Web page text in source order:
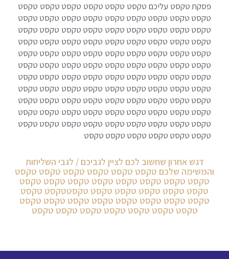
פסקת טקסט עליכם טקסט טקסט טקסט טקסט טקסט טקסט
טקסט טקסט טקסט טקסט טקסט טקסט טקסט טקסט טקסט
טקסט טקסט טקסט טקסט טקסט טקסט טקסט טקסט טקסט
טקסט טקסט טקסט טקסט טקסט טקסט טקסט טקסט טקסט
טקסט טקסט טקסט טקסט טקסט טקסט טקסט טקסט טקסט
טקסט טקסט טקסט טקסט טקסט טקסט טקסט טקסט טקסט
טקסט טקסט טקסט טקסט טקסט טקסט טקסט טקסט טקסט
טקסט טקסט טקסט טקסט טקסט טקסט טקסט טקסט טקסט
טקסט טקסט טקסט טקסט טקסט טקסט טקסט טקסט טקסט
טקסט טקסט טקסט טקסט טקסט טקסט טקסט טקסט טקסט
טקסט טקסט טקסט טקסט טקסט טקסט טקסט טקסט טקסט
טקסט טקסט טקסט טקסט טקסט טקסט
דגש אחרון שחשוב לכם לציין לגביכם / לגבי השליחות
והמשימה שלכם טקסט טקסט טקסט טקסט טקסט טקסט
טקסט טקסט טקסט טקסט טקסט טקסט טקסט טקסט
טקסט טקסט טקסט טקסט טקסט טקסטטקסט טקסט
טקסט טקסט טקסט טקסט טקסט טקסט טקסט טקסט
טקסט טקסט טקסט טקסט טקסט טקסט טקסט